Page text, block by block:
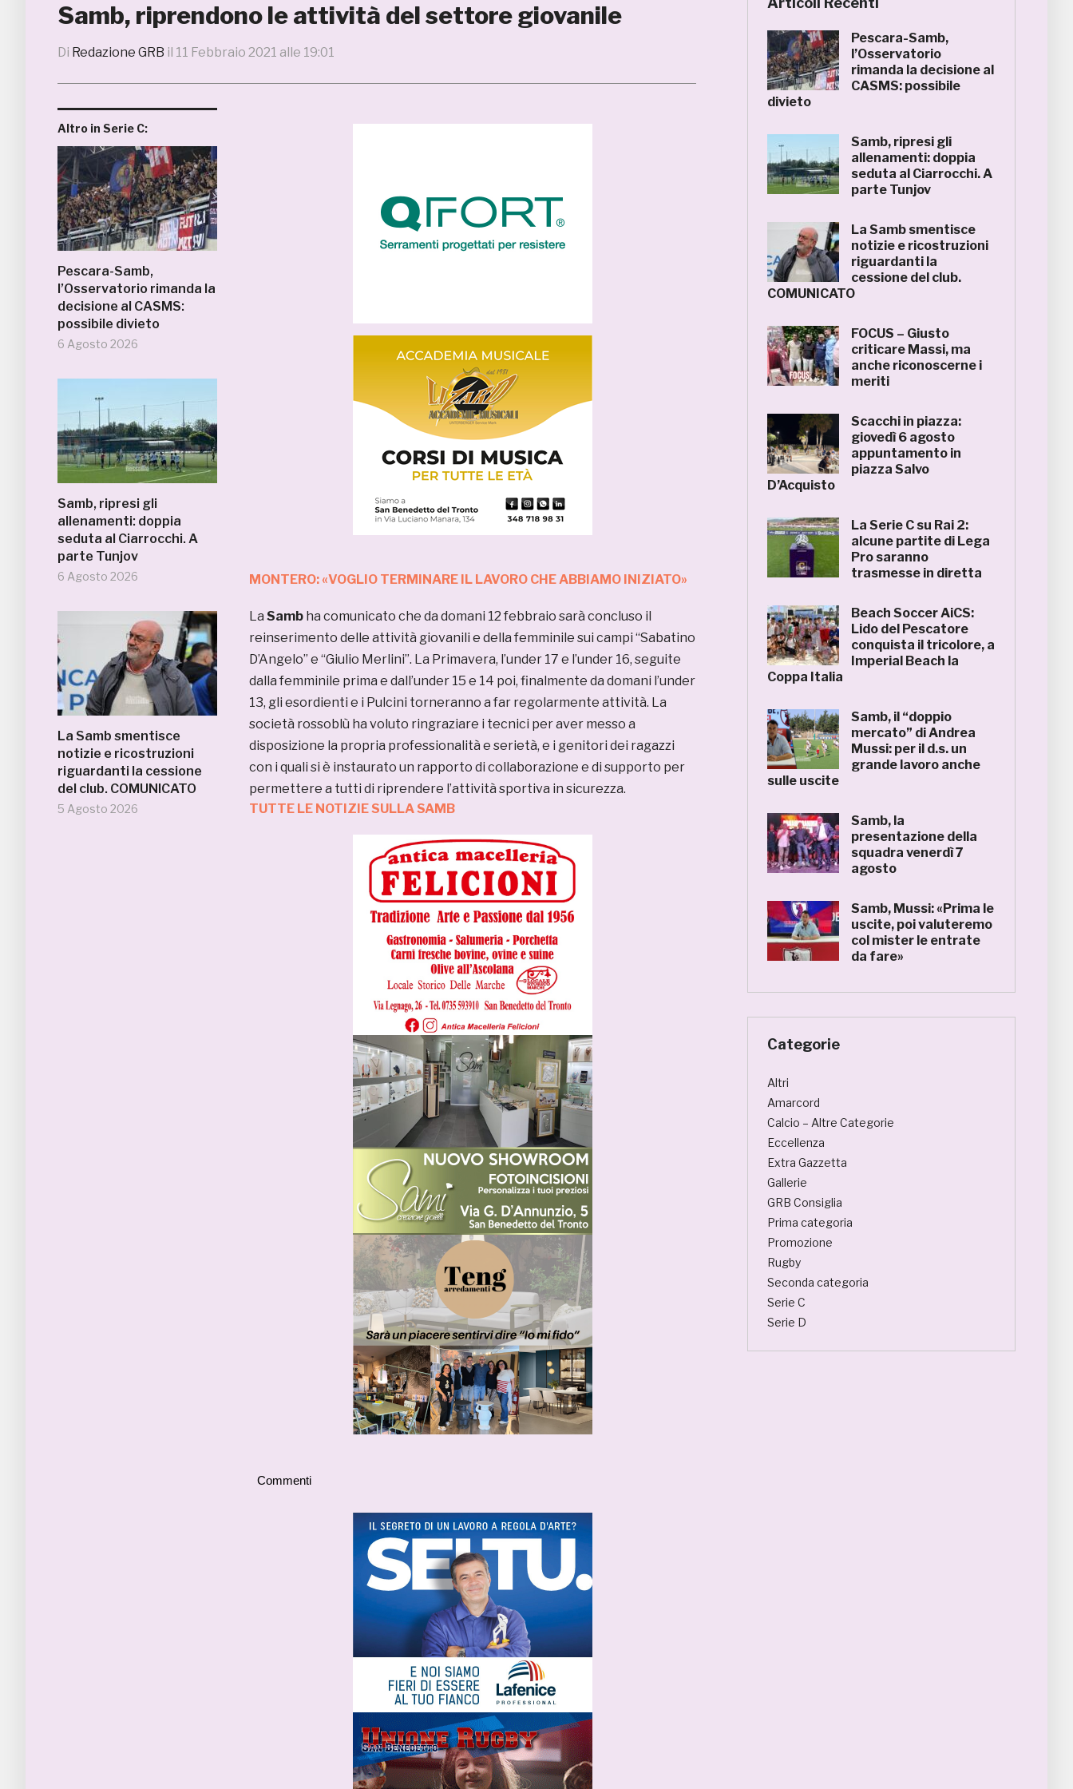
Samb, riprendono le attività del settore giovanile
Di Redazione GRB il 11 Febbraio 2021 alle 19:01
Altro in Serie C:
Pescara-Samb,
l’Osservatorio rimanda la
decisione al CASMS:
possibile divieto
6 Agosto 2026
Samb, ripresi gli
allenamenti: doppia
seduta al Ciarrocchi. A
parte Tunjov
6 Agosto 2026
La Samb smentisce
notizie e ricostruzioni
riguardanti la cessione
del club. COMUNICATO
5 Agosto 2026
MONTERO: «VOGLIO TERMINARE IL LAVORO CHE ABBIAMO INIZIATO»
La Samb ha comunicato che da domani 12 febbraio sarà concluso il
reinserimento delle attività giovanili e della femminile sui campi “Sabatino
D’Angelo” e “Giulio Merlini”. La Primavera, l’under 17 e l’under 16, seguite
dalla femminile prima e dall’under 15 e 14 poi, finalmente da domani l’under
13, gli esordienti e i Pulcini torneranno a far regolarmente attività. La
società rossoblù ha voluto ringraziare i tecnici per aver messo a
disposizione la propria professionalità e serietà, e i genitori dei ragazzi
con i quali si è instaurato un rapporto di collaborazione e di supporto per
permettere a tutti di riprendere l’attività sportiva in sicurezza.
TUTTE LE NOTIZIE SULLA SAMB
Commenti
Pescara-Samb,
l’Osservatorio
rimanda la decisione al
CASMS: possibile
divieto
Samb, ripresi gli
allenamenti: doppia
seduta al Ciarrocchi. A
parte Tunjov
La Samb smentisce
notizie e ricostruzioni
riguardanti la
cessione del club.
COMUNICATO
FOCUS – Giusto
criticare Massi, ma
anche riconoscerne i
meriti
Scacchi in piazza:
giovedì 6 agosto
appuntamento in
piazza Salvo
D’Acquisto
La Serie C su Rai 2:
alcune partite di Lega
Pro saranno
trasmesse in diretta
Beach Soccer AiCS:
Lido del Pescatore
conquista il tricolore, a
Imperial Beach la
Coppa Italia
Samb, il “doppio
mercato” di Andrea
Mussi: per il d.s. un
grande lavoro anche
sulle uscite
Samb, la
presentazione della
squadra venerdì 7
agosto
Samb, Mussi: «Prima le
uscite, poi valuteremo
col mister le entrate
da fare»
Categorie
Altri
Amarcord
Calcio – Altre Categorie
Eccellenza
Extra Gazzetta
Gallerie
GRB Consiglia
Prima categoria
Promozione
Rugby
Seconda categoria
Serie C
Serie D